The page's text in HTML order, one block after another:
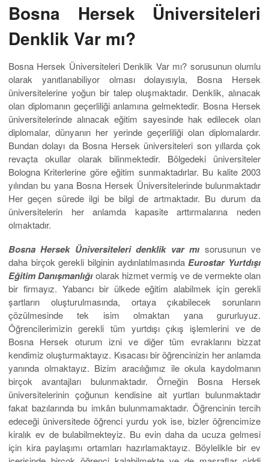
Bosna Hersek Üniversiteleri
Denklik Var mı?
Bosna Hersek Üniversiteleri Denklik Var mı? sorusunun olumlu
olarak yanıtlanabiliyor olması dolayısıyla, Bosna Hersek
üniversitelerine yoğun bir talep oluşmaktadır. Denklik, alınacak
olan diplomanın geçerliliği anlamına gelmektedir. Bosna Hersek
üniversitelerinde alınacak eğitim sayesinde hak edilecek olan
diplomalar, dünyanın her yerinde geçerliliği olan diplomalardır.
Bundan dolayı da Bosna Hersek üniversiteleri son yıllarda çok
revaçta okullar olarak bilinmektedir. Bölgedeki üniversiteler
Bologna Kriterlerine göre eğitim sunmaktadırlar. Bu kalite 2003
yılından bu yana Bosna Hersek Üniversitelerinde bulunmaktadır
Her geçen sürede ilgi be bilgi de artmaktadır. Bu durum da
üniversitelerin her anlamda kapasite arttırmalarına neden
olmaktadır.
Bosna Hersek Üniversiteleri denklik var mı sorusunun ve
daha birçok gerekli bilginin aydınlatılmasındaEurostar Yurtdışı
Eğitim Danışmanlığı olarak hizmet vermiş ve de vermekte olan
bir firmayız. Yabancı bir ülkede eğitim alabilmek için gerekli
şartların oluşturulmasında, ortaya çıkabilecek sorunların
çözülmesinde tek isim olmaktan yana gururluyuz.
Öğrencilerimizin gerekli tüm yurtdışı çıkış işlemlerini ve de
Bosna Hersek oturum izni ve diğer tüm evraklarını bizzat
kendimiz oluşturmaktayız. Kısacası bir öğrencinizin her anlamda
yanında olmaktayız. Bizim aracılığımız ile okula kaydolmanın
birçok avantajları bulunmaktadır. Örneğin Bosna Hersek
üniversitelerinin çoğunun kendisine ait yurtları bulunmaktadır
fakat bazılarında bu imkân bulunmamaktadır. Öğrencinin tercih
edeceği üniversitede öğrenci yurdu yok ise, bizler öğrencimize
kiralık ev de bulabilmekteyiz. Bu evin daha da ucuza gelmesi
için kira paylaşımı ortamları hazırlamaktayız. Böylelikle bir ev